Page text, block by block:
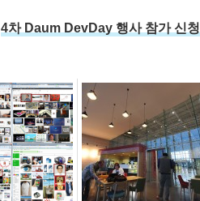
4차 Daum DevDay 행사 참가 신청